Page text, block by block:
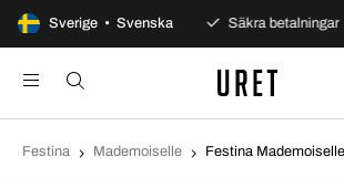
Sverige • Svenska
100 dagars öppet köp Säkra betalningar
Festina Mademoiselle